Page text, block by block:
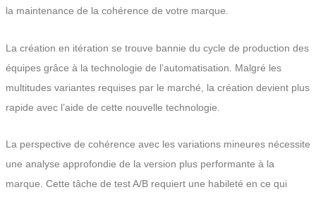
la maintenance de la cohérence de votre marque.
La création en itération se trouve bannie du cycle de production des
équipes grâce à la technologie de l’automatisation. Malgré les
multitudes variantes requises par le marché, la création devient plus
rapide avec l’aide de cette nouvelle technologie.
La perspective de cohérence avec les variations mineures nécessite
une analyse approfondie de la version plus performante à la
marque. Cette tâche de test A/B requiert une habileté en ce qui